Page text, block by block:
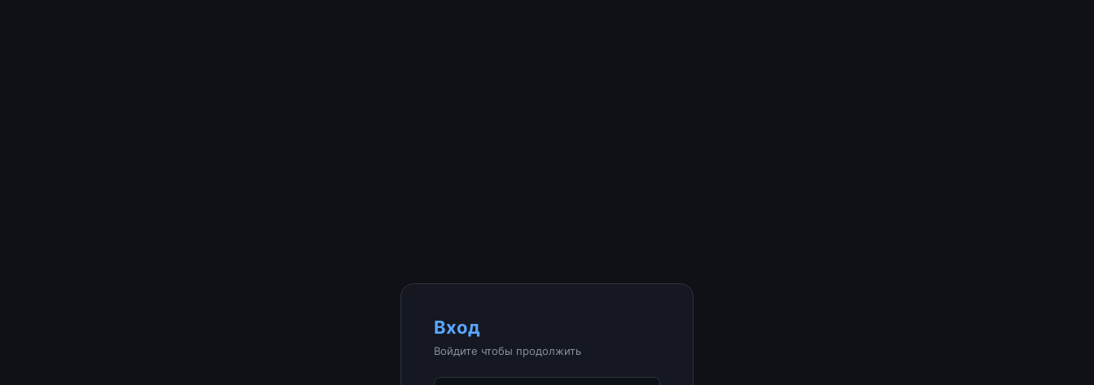
Вход
Войдите чтобы продолжить